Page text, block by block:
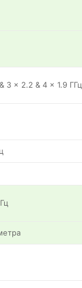
3 x 2.2 & 4 x 1.9 ГГц